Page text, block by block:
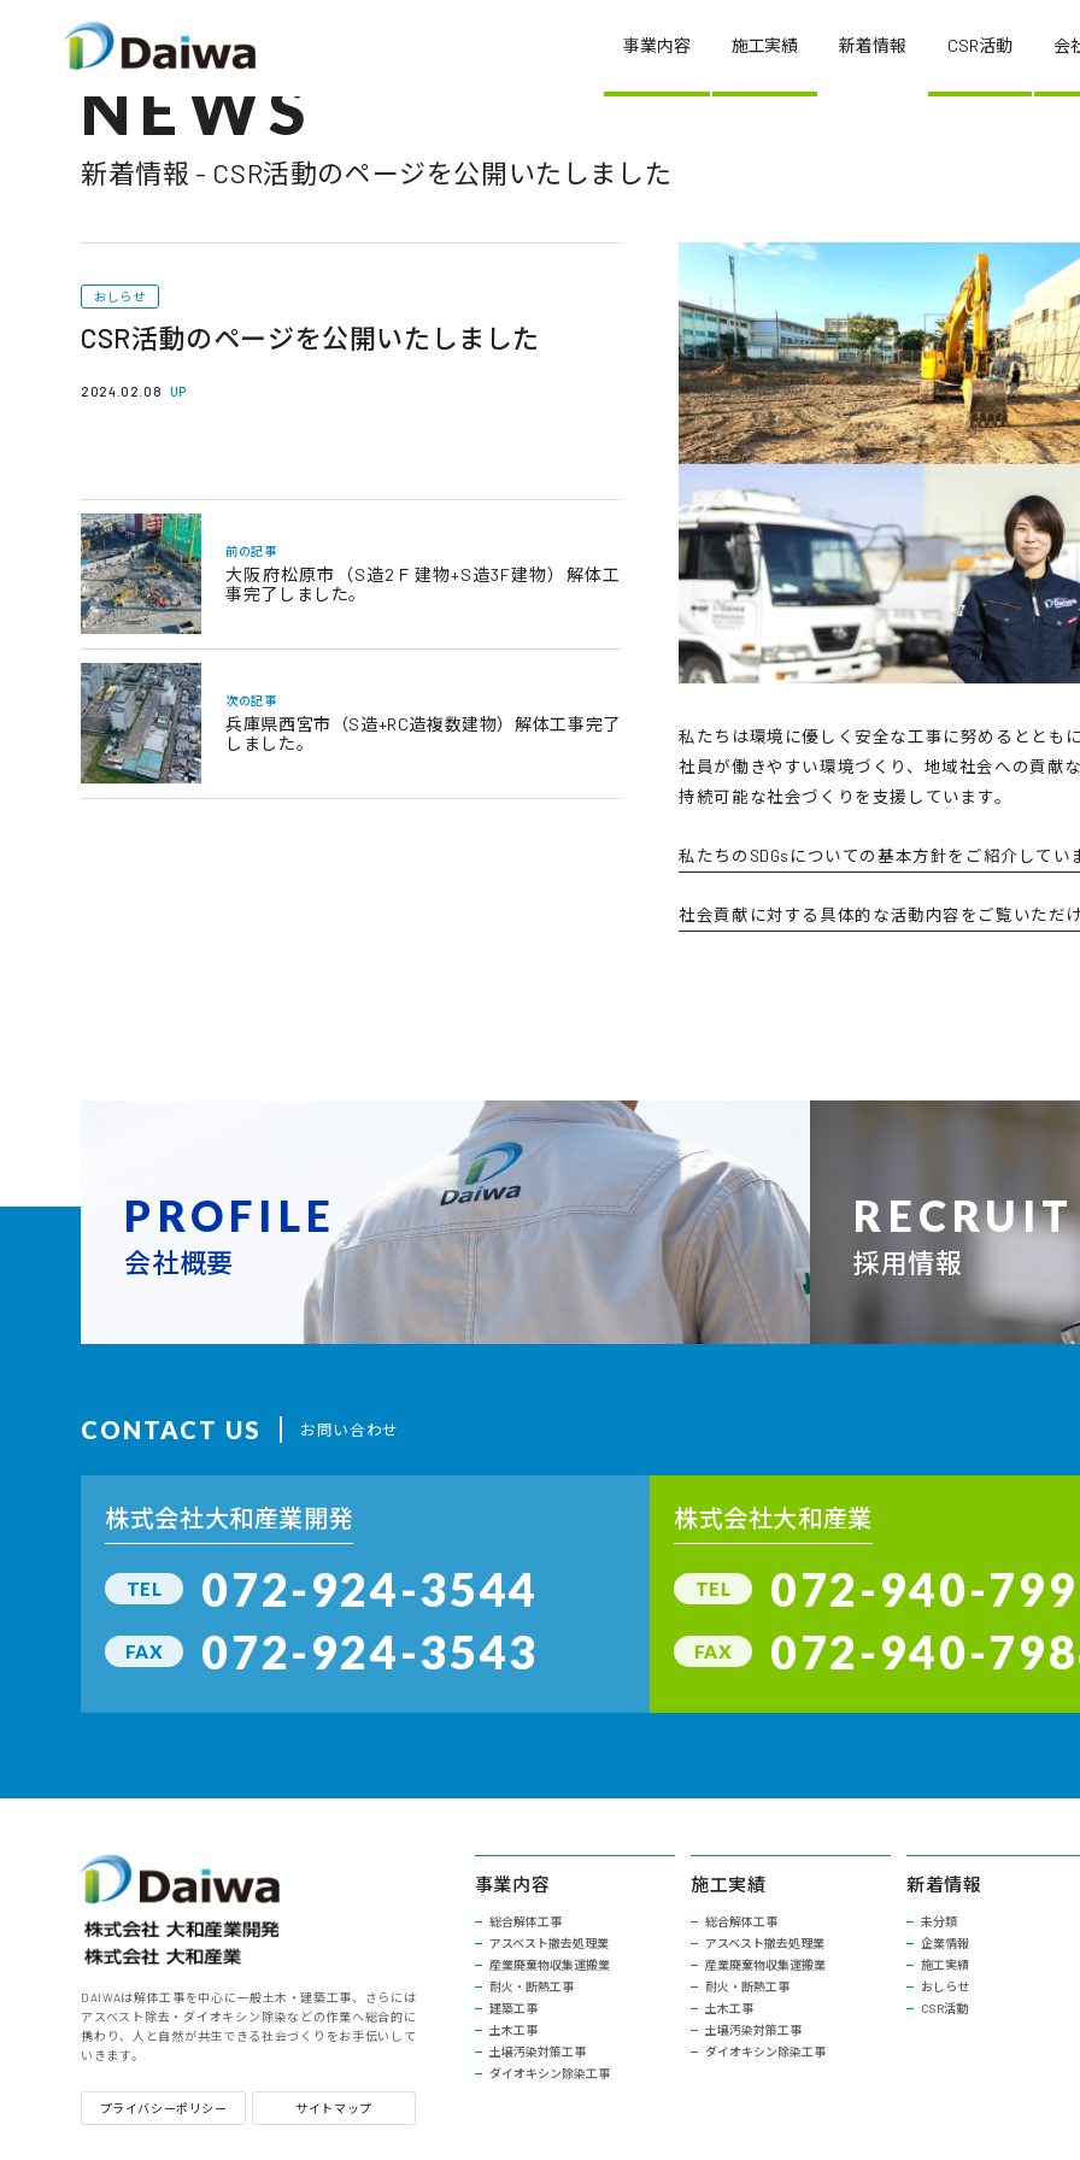
事業内容 施工実績 新着情報 CSR活動 会
NEWS
新着情報 - CSR活動のページを公開いたしました
おしらせ
CSR活動のページを公開いたしました
2024.02.08 UP
前の記事
大阪府松原市（S造2Ｆ建物+S造3F建物）解体工
事完了しました。
次の記事
兵庫県西宮市（S造+RC造複数建物）解体工事完了
しました。
私たちは環境に優しく安全な工事に努めるととも
社員が働きやすい環境づくり、地域社会への貢献
持続可能な社会づくりを支援しています。
私たちのSDGsについての基本方針をご紹介してい
社会貢献に対する具体的な活動内容をご覧いただ
PROFILE
会社概要
RECRUIT
採用情報
CONTACT US お問い合わせ
株式会社大和産業開発
TEL 072-924-3544
FAX 072-924-3543
株式会社大和産業
TEL 072-940-
FAX 072-940-
DAIWAは解体工事を中心に一般土木・建築工事、さらには
アスベスト除去・ダイオキシン除染などの作業へ総合的に
携わり、人と自然が共生できる社会づくりをお手伝いして
いきます。
プライバシーポリシー サイトマップ
事業内容
総合解体工事
アスベスト撤去処理業
産業廃棄物収集運搬業
耐火・断熱工事
建築工事
土木工事
土壌汚染対策工事
ダイオキシン除染工事
施工実績
総合解体工事
アスベスト撤去処理業
産業廃棄物収集運搬業
耐火・断熱工事
土木工事
土壌汚染対策工事
ダイオキシン除染工事
新着情報
未分類
企業情報
施工実績
おしらせ
CSR活動